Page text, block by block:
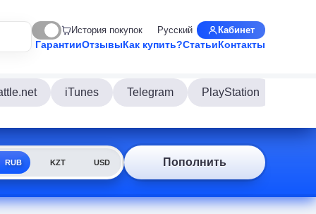
История покупок Русский Кабинет
ГарантииОтзывыКак купить?СтатьиКонтакты
iTunes Telegram PlayStation
RUB KZT USD Пополнить